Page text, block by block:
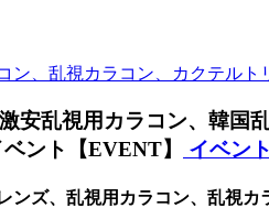
、乱視カラコン、カクテル
安乱視用カラコン、韓国
ント【EVENT】
イベン
ズ、乱視用カラコン、乱視